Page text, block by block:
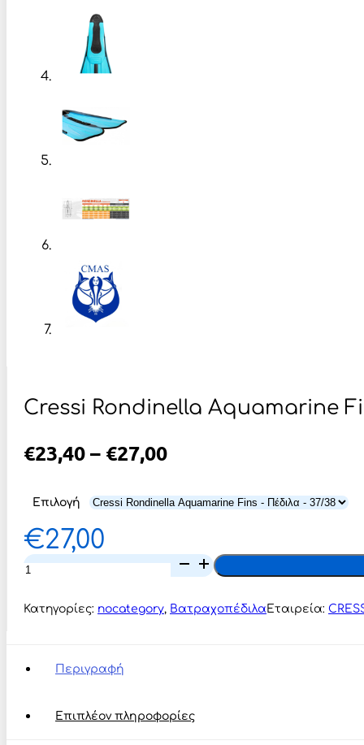
Cressi Rondinella Aquamarine
€23,40– €27,00Price
€23,40
€27,00
Επιλογή
€27,00
Cressi
Rondinella
Fins
Κατηγορίες: nocategory, Βατραχοπέδιλα Εταιρεία:
Περιγραφή
Επιπλέον πληροφορίες